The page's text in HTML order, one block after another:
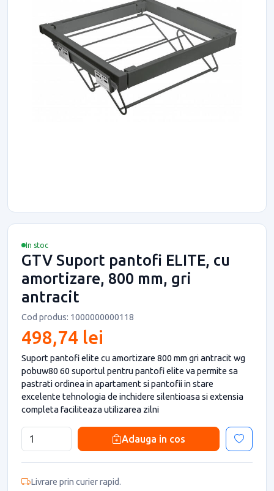
In stoc
GTV Suport pantofi ELITE, cu
amortizare, 800 mm, gri
antracit
Cod produs: 1000000000118
498,74 lei
Suport pantofi elite cu amortizare 800 mm gri antracit wg
pobuw80 60 suportul pentru pantofi elite va permite sa
pastrati ordinea in apartament si pantofii in stare
excelente tehnologia de inchidere silentioasa si extensia
completa faciliteaza utilizarea zilni
Adauga in cos
Livrare prin curier rapid.